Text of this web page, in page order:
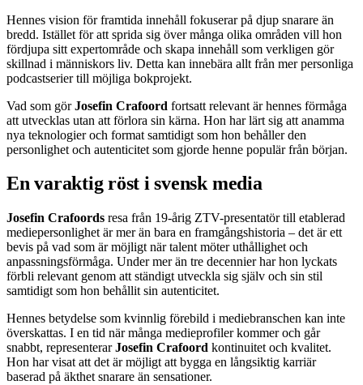
Hennes vision för framtida innehåll fokuserar på djup snarare än
bredd. Istället för att sprida sig över många olika områden vill hon
fördjupa sitt expertområde och skapa innehåll som verkligen gör
skillnad i människors liv. Detta kan innebära allt från mer personliga
podcastserier till möjliga bokprojekt.
Vad som görJosefin Crafoord fortsatt relevant är hennes förmåga
att utvecklas utan att förlora sin kärna. Hon har lärt sig att anamma
nya teknologier och format samtidigt som hon behåller den
personlighet och autenticitet som gjorde henne populär från början.
En varaktig röst i svensk media
Josefin Crafoords resa från 19-årig ZTV-presentatör till etablerad
mediepersonlighet är mer än bara en framgångshistoria – det är ett
bevis på vad som är möjligt när talent möter uthållighet och
anpassningsförmåga. Under mer än tre decennier har hon lyckats
förbli relevant genom att ständigt utveckla sig själv och sin stil
samtidigt som hon behållit sin autenticitet.
Hennes betydelse som kvinnlig förebild i mediebranschen kan inte
överskattas. I en tid när många medieprofiler kommer och går
snabbt, representerarJosefin Crafoord kontinuitet och kvalitet.
Hon har visat att det är möjligt att bygga en långsiktig karriär
baserad på äkthet snarare än sensationer.